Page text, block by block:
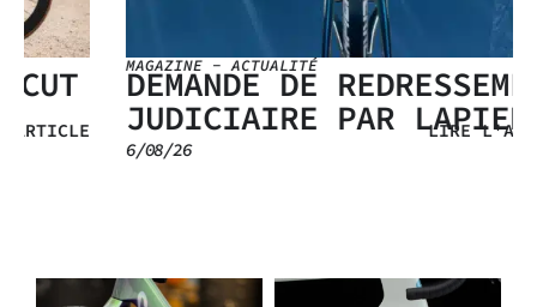
-ACTUALITÉ
DEMANDE DE REDRESSEMENT
JUDICIAIRE PAR LAPIERRE
LIRE L'ARTICLE